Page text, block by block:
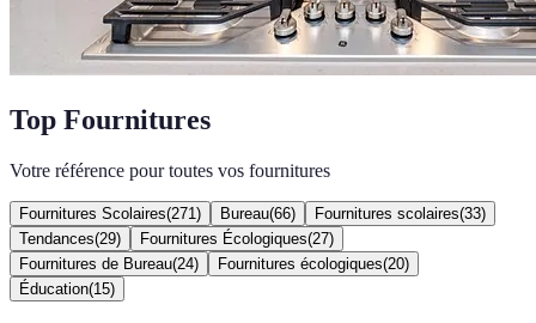
Top Fournitures
Votre référence pour toutes vos fournitures
Fournitures Scolaires(271 ) Bureau(66) Fournitures scolaires(33)
Tendances(29) Fournitures Écologiques(27)
Fournitures de Bureau(24) Fournitures écologiques(20)
Éducation(15)